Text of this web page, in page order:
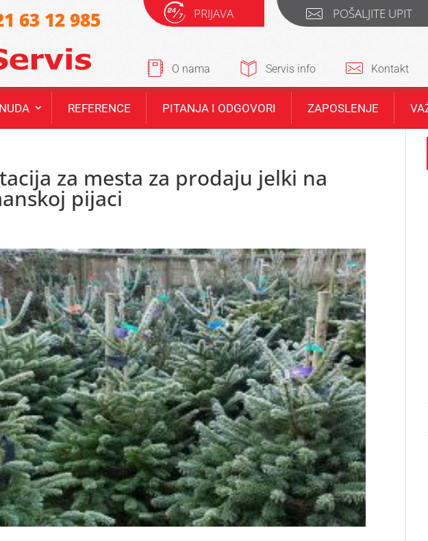
63 12 985 PRIJAVA POŠALJITE UPIT
O nama Servis info Kontakt
REFERENCE PITANJA I ODGOVORI ZAPOSLENJE
za mesta za prodaju jelki na
pijaci